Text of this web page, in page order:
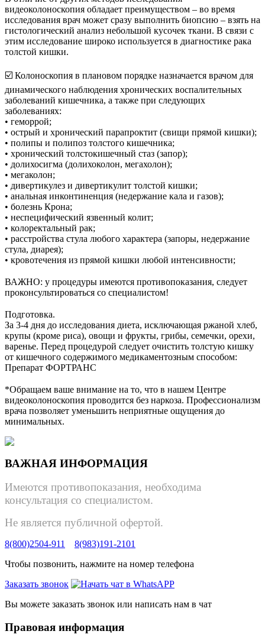
видеоколоноскопия обладает преимуществом – во время
исследования врач может сразу выполнить биопсию – взять на
гистологический анализ небольшой кусочек ткани. В связи с
этим исследование широко используется в диагностике рака
толстой кишки.
☑️ Колоноскопия в плановом порядке назначается врачом для
динамического наблюдения хронических воспалительных
заболеваний кишечника, а также при следующих
заболеваниях:
• геморрой;
• острый и хронический парапроктит (свищи прямой кишки);
• полипы и полипоз толстого кишечника;
• хронический толстокишечный стаз (запор);
• долихосигма (долихоколон, мегахолон);
• мегаколон;
• дивертикулез и дивертикулит толстой кишки;
• анальная инконтиненция (недержание кала и газов);
• болезнь Крона;
• неспецифический язвенный колит;
• колоректальный рак;
• расстройства стула любого характера (запоры, недержание
стула, диарея);
• кровотечения из прямой кишки любой интенсивности;
ВАЖНО: у процедуры имеются противопоказания, следует
проконсультироваться со специалистом!
Подготовка.
За 3-4 дня до исследования диета, исключающая ржаной хлеб,
крупы (кроме риса), овощи и фрукты, грибы, семечки, орехи,
варенье. Перед процедурой следует очистить толстую кишку
от кишечного содержимого медикаментозным способом:
Препарат ФОРТРАНС
*Обращаем ваше внимание на то, что в нашем Центре
видеоколоноскопия проводится без наркоза. Профессионализм
врача позволяет уменьшить неприятные ощущения до
минимальных.
ВАЖНАЯ ИНФОРМАЦИЯ
Имеются противопоказания, необходима
консультация со специалистом.
Не является публичной офертой.
8(800)2504-911
8(983)191-2101
Чтобы позвонить, нажмите на номер телефона
Заказать звонок
Вы можете заказать звонок или написать нам в чат
Правовая информация